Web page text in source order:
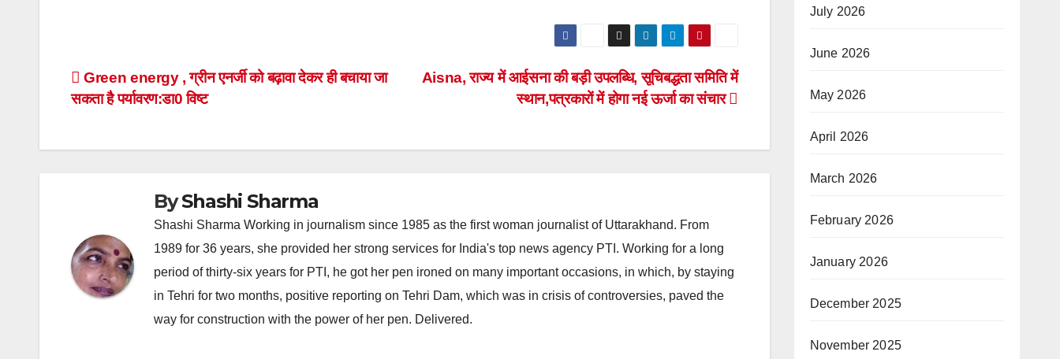
Post
navigation
Aisna, राज्य में आईसना की बड़ी उपलब्धि, सूचिबद्धता समिति में
स्थान,पत्रकारों में होगा नई ऊर्जा का संचार
Green energy , ग्रीन एनर्जी को बढ़ावा देकर ही बचाया जा
सकता है पर्यावरण:डा0 विष्ट
ByShashi Sharma
Shashi Sharma Working in journalism since 1985 as the first woman journalist of Uttarakhand. From
1989 for 36 years, she provided her strong services for India's top news agency PTI. Working for a long
period of thirty-six years for PTI, he got her pen ironed on many important occasions, in which, by staying
in Tehri for two months, positive reporting on Tehri Dam, which was in crisis of controversies, paved the
way for construction with the power of her pen. Delivered.
July 2026
June 2026
May 2026
April 2026
March 2026
February 2026
January 2026
December 2025
November 2025